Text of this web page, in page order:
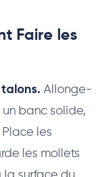
Faire les
Allonge-
banc solide,
les
les mollets